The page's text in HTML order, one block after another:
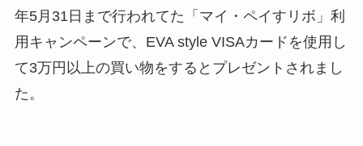
年5月31日まで行われてた「マイ・ペイすリボ」利
用キャンペーンで、EVA style VISAカードを使用し
て3万円以上の買い物をするとプレゼントされまし
た。